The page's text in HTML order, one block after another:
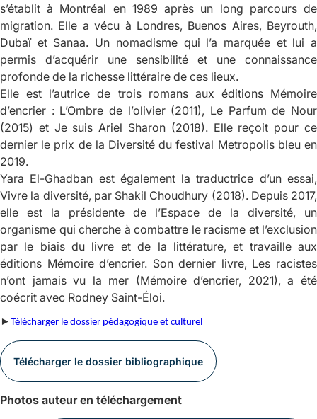
s’établit à Montréal en 1989 après un long parcours de
migration. Elle a vécu à Londres, Buenos Aires, Beyrouth,
Dubaï et Sanaa. Un nomadisme qui l’a marquée et lui a
permis d’acquérir une sensibilité et une connaissance
profonde de la richesse littéraire de ces lieux.
Elle est l’autrice de trois romans aux éditions Mémoire
d’encrier : L’Ombre de l’olivier (2011), Le Parfum de Nour
(2015) et Je suis Ariel Sharon (2018). Elle reçoit pour ce
dernier le prix de la Diversité du festival Metropolis bleu en
2019.
Yara El-Ghadban est également la traductrice d’un essai,
Vivre la diversité, par Shakil Choudhury (2018). Depuis 2017,
elle est la présidente de l’Espace de la diversité, un
organisme qui cherche à combattre le racisme et l’exclusion
par le biais du livre et de la littérature, et travaille aux
éditions Mémoire d’encrier. Son dernier livre, Les racistes
n’ont jamais vu la mer (Mémoire d’encrier, 2021), a été
coécrit avec Rodney Saint-Éloi.
► Télécharger le dossier pédagogique et culturel
Télécharger le dossier bibliographique
Photos auteur en téléchargement